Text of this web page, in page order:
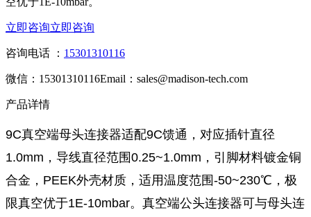
立即咨询立即咨询
咨询电话 ： 15301310116
微信：15301310116Email：sales@madison-tech.com
产品详情
9C真空端母头连接器适配9C馈通，对应插针直径
1.0mm，导线直径范围0.25~1.0mm，引脚材料镀金铜
合金，PEEK外壳材质，适用温度范围-50~230℃，极
限真空优于1E-10mbar。真空端公头连接器可与母头连